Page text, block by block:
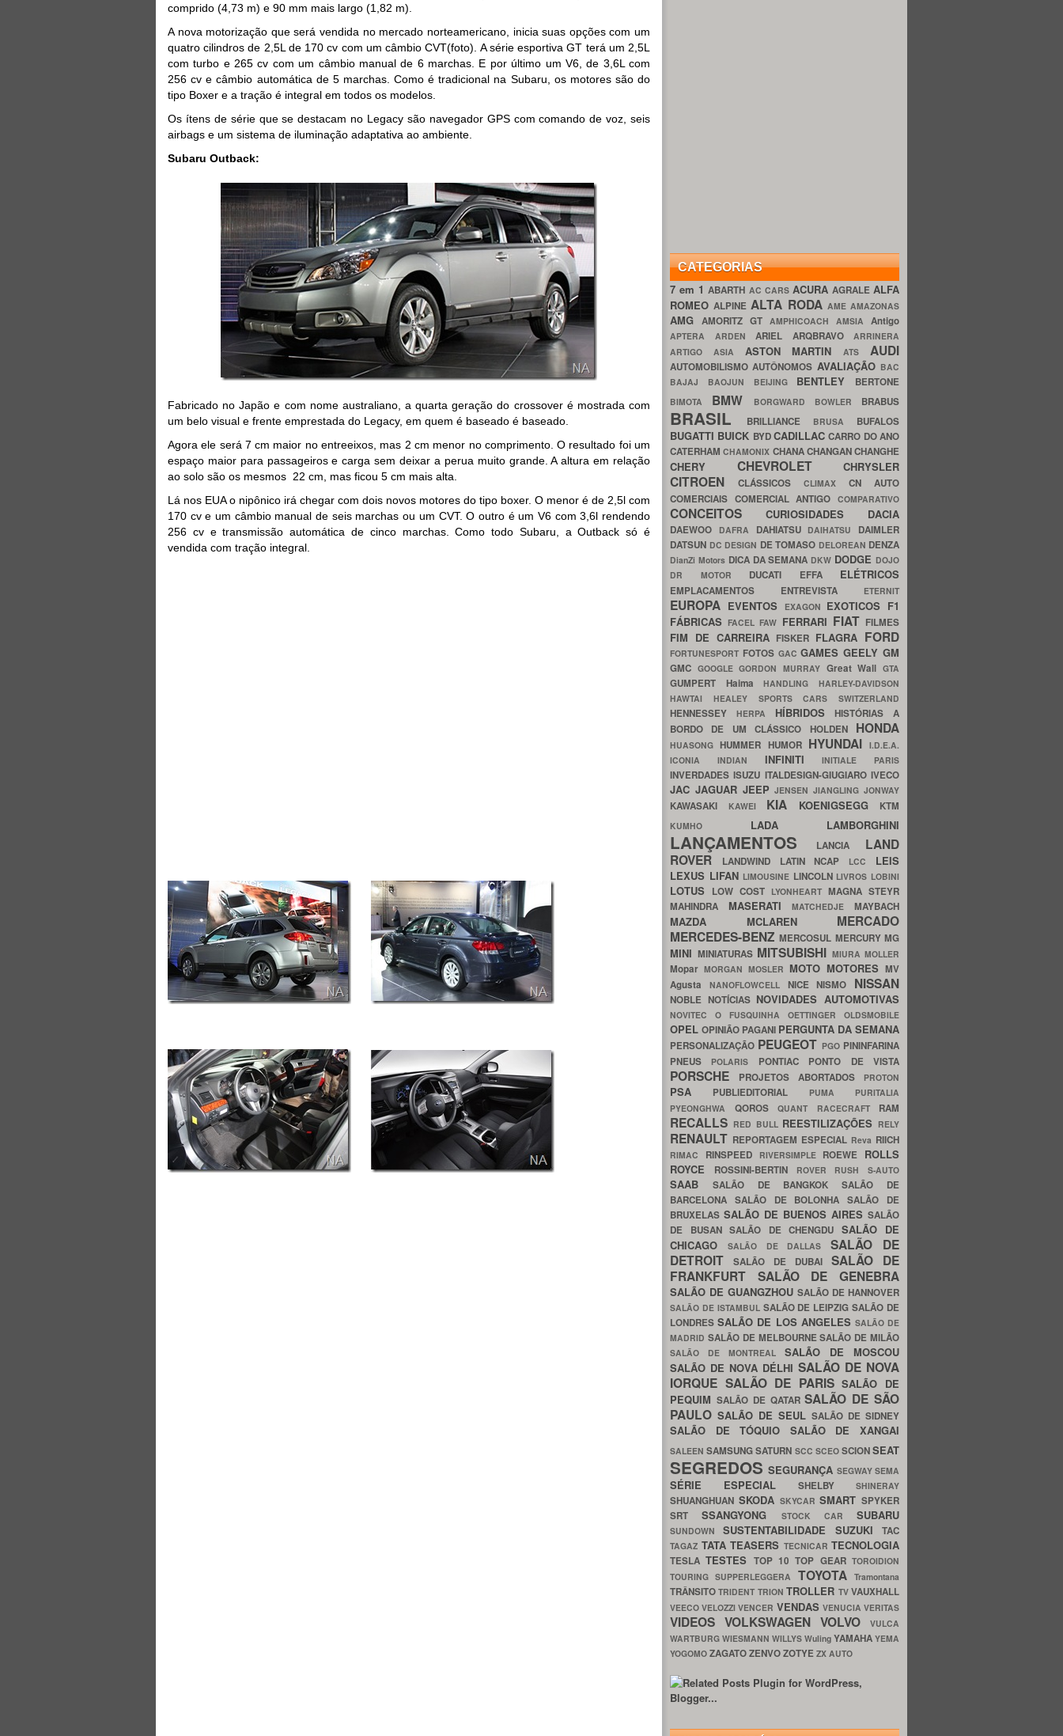
comprido (4,73 m) e 90 mm mais largo (1,82 m).
A nova motorização que será vendida no mercado norteamericano, inicia suas opções com um
quatro cilindros de 2,5L de 170 cv com um câmbio CVT(foto). A série esportiva GT terá um 2,5L
com turbo e 265 cv com um câmbio manual de 6 marchas. E por último um V6, de 3,6L com
256 cv e câmbio automática de 5 marchas. Como é tradicional na Subaru, os motores são do
tipo Boxer e a tração é integral em todos os modelos.
Os ítens de série que se destacam no Legacy são navegador GPS com comando de voz, seis
airbags e um sistema de iluminação adaptativa ao ambiente.
Subaru Outback:
Fabricado no Japão e com nome australiano, a quarta geração do crossover é mostrada com
um belo visual e frente emprestada do Legacy, em quem é baseado é baseado.
Agora ele será 7 cm maior no entreeixos, mas 2 cm menor no comprimento. O resultado foi um
espaço maior para passageiros e carga sem deixar a perua muito grande. A altura em relação
ao solo são os mesmos 22 cm, mas ficou 5 cm mais alta.
Lá nos EUA o nipônico irá chegar com dois novos motores do tipo boxer. O menor é de 2,5l com
170 cv e um câmbio manual de seis marchas ou um CVT. O outro é um V6 com 3,6l rendendo
256 cv e transmissão automática de cinco marchas. Como todo Subaru, a Outback só é
vendida com tração integral.
CATEGORIAS
7 em 1ABARTH AC CARS ACURA AGRALE ALFA
ROMEOALPINEALTA RODA AME AMAZONAS
AMG AMORITZ GT AMPHICOACH AMSIA Antigo
APTERA ARDEN ARIEL ARQBRAVO ARRINERA
ARTIGO ASIA ASTON MARTINATS AUDI
AUTOMOBILISMOAUTÔNOMOS AVALIAÇÃO BAC
BAJAJ BAOJUN BEIJING BENTLEY BERTONE
BIMOTA BMW BORGWARD BOWLER BRABUS
BRASIL BRILLIANCE BRUSA BUFALOS
BUGATTI BUICK BYDCADILLACCARRO DO ANO
CATERHAMCHAMONIX CHANACHANGANCHANGHE
CHERY CHEVROLET CHRYSLER
CITROEN CLÁSSICOS CLIMAX CN AUTO
COMERCIAIS COMERCIAL ANTIGOCOMPARATIVO
CONCEITOS CURIOSIDADES DACIA
DAEWOO DAFRA DAHIATSU DAIHATSU DAIMLER
DATSUN DC DESIGN DE TOMASO DELOREAN DENZA
DianZi Motors DICA DA SEMANA DKW DODGE DOJO
DR MOTOR DUCATI EFFA ELÉTRICOS
EMPLACAMENTOS ENTREVISTA ETERNIT
EUROPA EVENTOS EXAGON EXOTICOS F1
FÁBRICASFACELFAW FERRARI FIAT FILMES
FIM DE CARREIRA FISKER FLAGRA FORD
FORTUNESPORT FOTOS GACGAMESGEELYGM
GMC GOOGLEGORDON MURRAY Great WallGTA
GUMPERT HaimaHANDLINGHARLEY-DAVIDSON
HAWTAI HEALEY SPORTS CARS SWITZERLAND
HENNESSEY HERPA HÍBRIDOSHISTÓRIAS A
BORDO DE UM CLÁSSICO HOLDEN HONDA
HUASONGHUMMER HUMOR HYUNDAI I.D.E.A.
ICONIA INDIAN INFINITIINITIALE PARIS
INVERDADESISUZU ITALDESIGN-GIUGIAROIVECO
JAC JAGUAR JEEPJENSENJIANGLINGJONWAY
KAWASAKI KAWEI KIA KOENIGSEGG KTM
KUMHO LADA LAMBORGHINI
LANÇAMENTOS LANCIA LAND
ROVER
LANDWIND LATIN NCAP LCC LEIS
LEXUS LIFAN LIMOUSINE LINCOLN LIVROS LOBINI
LOTUS LOW COST LYONHEART MAGNA STEYR
MAHINDRA MASERATIMATCHEDJEMAYBACH
MAZDA MCLAREN MERCADO
MERCEDES-BENZMERCOSUL MERCURYMG
MINI MINIATURAS MITSUBISHI MIURA MOLLER
Mopar MORGAN MOSLER MOTO MOTORES MV
Agusta NANOFLOWCELL NICENISMO NISSAN
NOBLE NOTÍCIAS NOVIDADES AUTOMOTIVAS
NOVITEC O FUSQUINHA OETTINGER OLDSMOBILE
OPEL OPINIÃO PAGANI PERGUNTA DA SEMANA
PERSONALIZAÇÃO PEUGEOT PGO PININFARINA
PNEUS
POLARIS PONTIAC PONTO DE VISTA
PORSCHE PROJETOS ABORTADOS PROTON
PSA PUBLIEDITORIAL PUMA PURITALIA
PYEONGHWA QOROS QUANT RACECRAFT RAM
RECALLS RED BULL REESTILIZAÇÕES RELY
RENAULT REPORTAGEM ESPECIAL Reva RIICH
RIMAC RINSPEED RIVERSIMPLE ROEWE ROLLS
ROYCE
ROSSINI-BERTIN ROVER RUSH S-AUTO
SAAB SALÃO DE BANGKOKSALÃO DE
BARCELONA SALÃO DE BOLONHASALÃO DE
BRUXELAS SALÃO DE BUENOS AIRES SALÃO
DE BUSAN SALÃO DE CHENGDU SALÃO DE
CHICAGO
SALÃO DE DALLASSALÃO DE
DETROIT
SALÃO DE DUBAI SALÃO DE
FRANKFURT SALÃO DE GENEBRA
SALÃO DE GUANGZHOU SALÃO DE HANNOVER
SALÃO DE ISTAMBUL SALÃO DE LEIPZIGSALÃO DE
LONDRESSALÃO DE LOS ANGELES SALÃO DE
MADRID SALÃO DE MELBOURNESALÃO DE MILÃO
SALÃO DE MONTREAL SALÃO DE MOSCOU
SALÃO DE NOVA DÉLHI SALÃO DE NOVA
IORQUE SALÃO DE PARISSALÃO DE
PEQUIM SALÃO DE QATARSALÃO DE SÃO
PAULO SALÃO DE SEUL SALÃO DE SIDNEY
SALÃO DE TÓQUIO SALÃO DE XANGAI
SALEENSAMSUNGSATURN SCC SCEO SCIONSEAT
SEGREDOSSEGURANÇA SEGWAYSEMA
SÉRIE ESPECIAL SHELBY SHINERAY
SHUANGHUAN SKODA SKYCARSMART SPYKER
SRTSSANGYONG STOCK CAR SUBARU
SUNDOWNSUSTENTABILIDADE SUZUKITAC
TAGAZ TATA TEASERS TECNICAR TECNOLOGIA
TESLATESTES TOP 10TOP GEARTOROIDION
TOURING SUPPERLEGGERA TOYOTATramontana
TRÂNSITOTRIDENT TRIONTROLLER TVVAUXHALL
VEECOVELOZZIVENCER VENDAS VENUCIAVERITAS
VIDEOS VOLKSWAGEN VOLVO
VULCA
WARTBURG WIESMANN WILLYS Wuling YAMAHA YEMA
YOGOMO ZAGATOZENVOZOTYE ZX AUTO